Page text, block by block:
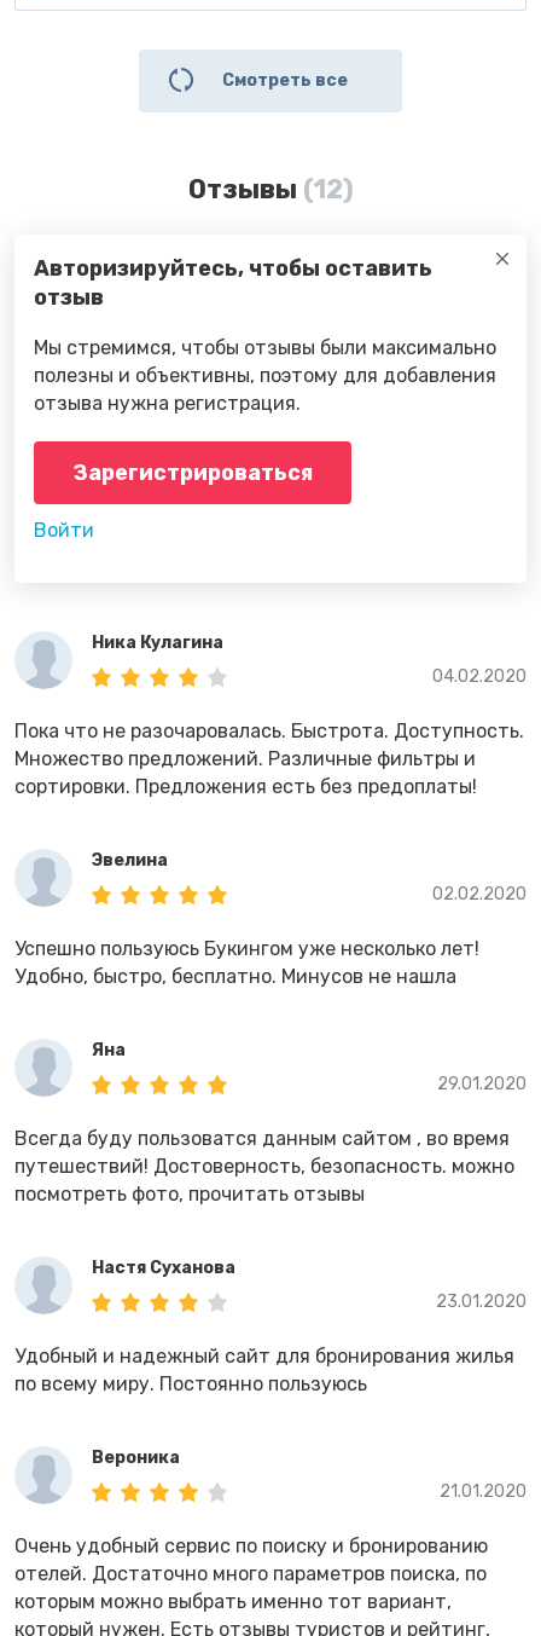
Смотреть все
Отзывы (12)
Авторизируйтесь, чтобы оставить
отзыв
Мы стремимся, чтобы отзывы были максимально
полезны и объективны, поэтому для добавления
отзыва нужна регистрация.
Зарегистрироваться
Войти
Ника Кулагина
04.02.2020
Пока что не разочаровалась. Быстрота. Доступность.
Множество предложений. Различные фильтры и
сортировки. Предложения есть без предоплаты!
Эвелина
02.02.2020
Успешно пользуюсь Букингом уже несколько лет!
Удобно, быстро, бесплатно. Минусов не нашла
Яна
29.01.2020
Всегда буду пользоватся данным сайтом , во время
путешествий! Достоверность, безопасность. можно
посмотреть фото, прочитать отзывы
Настя Суханова
23.01.2020
Удобный и надежный сайт для бронирования жилья
по всему миру. Постоянно пользуюсь
Вероника
21.01.2020
Очень удобный сервис по поиску и бронированию
отелей. Достаточно много параметров поиска, по
которым можно выбрать именно тот вариант,
который нужен. Есть отзывы туристов и рейтинг,